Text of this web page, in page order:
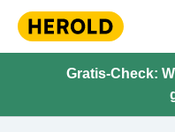
Gratis-Check: